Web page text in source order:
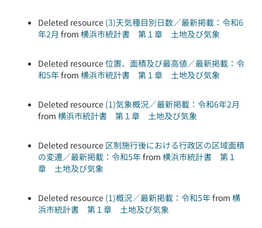
Deleted resource (3)天気種目別日数／最新掲載：令和6
年2月 from 横浜市統計書 第１章 土地及び気象
Deleted resource位置、面積及び最高値／最新掲載：令
和5年from 横浜市統計書 第１章 土地及び気象
Deleted resource (1)気象概況／最新掲載：令和6年2月
from 横浜市統計書 第１章 土地及び気象
Deleted resource 区制施行後における行政区の区域面積
の変遷／最新掲載：令和5年from 横浜市統計書 第１
章 土地及び気象
Deleted resource (1)概況／最新掲載：令和5年from 横
浜市統計書 第１章 土地及び気象